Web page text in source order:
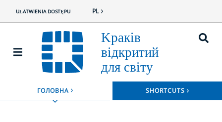
UŁATWIENIA DOSTĘPU PL
ГОЛОВНАROZWIŃ MENU SHORTCUTS